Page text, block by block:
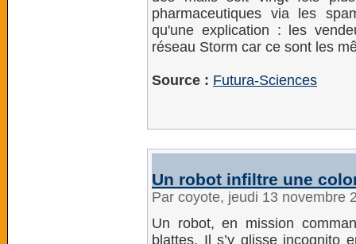
pharmaceutiques via les
qu'une explication : les
réseau Storm car ce sont les
Source : Futura-Sciences
Un robot infiltre une
Par coyote, jeudi 13 novembre
Un robot, en mission
blattes. Il s’y glisse incognito